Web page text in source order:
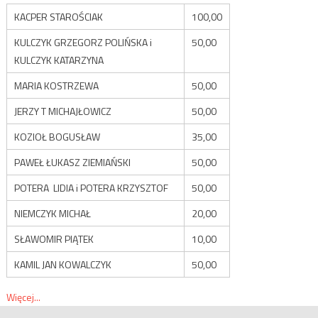
KACPER STAROŚCIAK
100,00
KULCZYK GRZEGORZ POLIŃSKA i
KULCZYK KATARZYNA
50,00
MARIA KOSTRZEWA
50,00
JERZY T MICHAJŁOWICZ
50,00
KOZIOŁ BOGUSŁAW
35,00
PAWEŁ ŁUKASZ ZIEMIAŃSKI
50,00
POTERA LIDIA i POTERA KRZYSZTOF
50,00
NIEMCZYK MICHAŁ
20,00
SŁAWOMIR PIĄTEK
10,00
KAMIL JAN KOWALCZYK
50,00
Więcej...